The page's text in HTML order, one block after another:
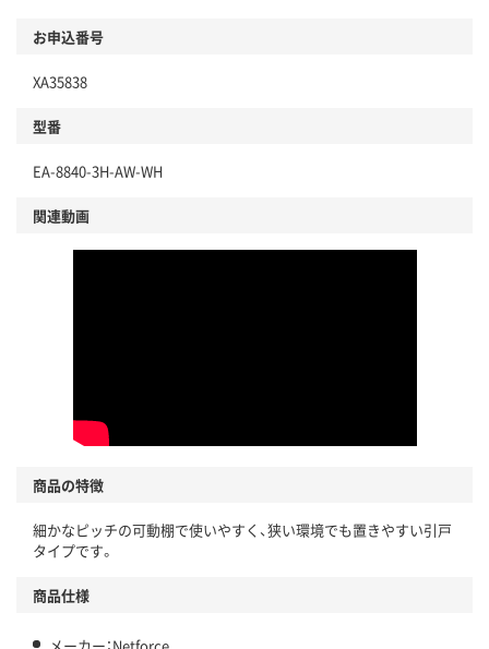
お申込番号
XA35838
型番
EA-8840-3H-AW-WH
関連動画
商品の特徴
細かなピッチの可動棚で使いやすく、狭い環境でも置きやすい引戸
タイプです。
商品仕様